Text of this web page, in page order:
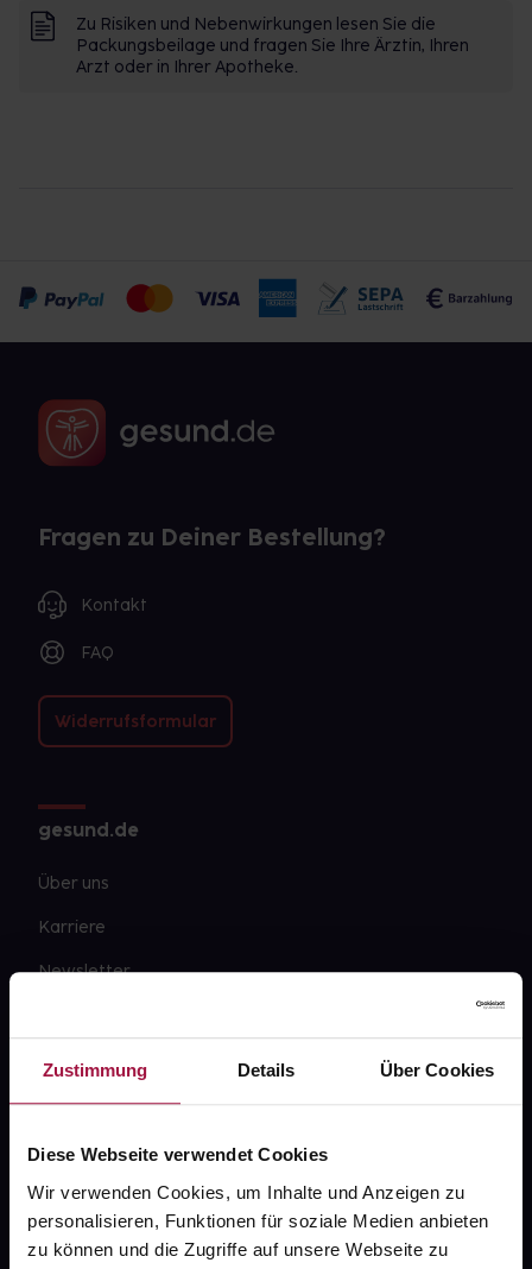
Zustimmung Details Über Cookies
Diese Webseite verwendet Cookies
Wir verwenden Cookies, um Inhalte und Anzeigen zu
personalisieren, Funktionen für soziale Medien anbieten
zu können und die Zugriffe auf unsere Webseite zu
Zu Risiken und Nebenwirkungen lesen Sie die
Packungsbeilage und fragen Sie Ihre Ärztin, Ihren
Arzt oder in Ihrer Apotheke.
Fragen zu Deiner Bestellung?
Kontakt
FAQ
Widerrufsformular
gesund.de
Über uns
Karriere
Newsletter
PAYBACK
gesund-versorger.de
Sanitätshäuser
Datenschutz